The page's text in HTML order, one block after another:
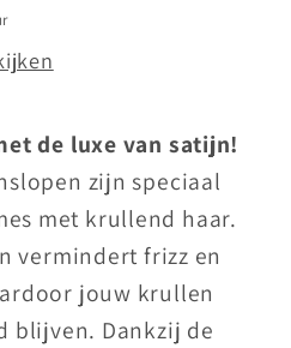
de luxe van satijn!
zijn speciaal
met krullend haar.
vermindert frizz en
jouw krullen
blijven. Dankzij de